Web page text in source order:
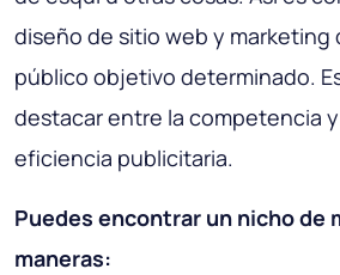
diseño de sitio web y marketing
público objetivo determinado.
destacar entre la competencia
eficiencia publicitaria.
Puedes encontrar un nicho de
maneras: